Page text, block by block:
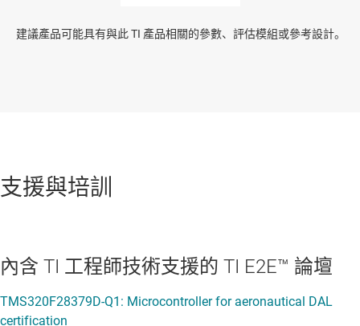
建議產品可能具有與此 TI 產品相關的參數、評估模組或參考設計。
支援與培訓
內含 TI 工程師技術支援的 TI E2E™ 論壇